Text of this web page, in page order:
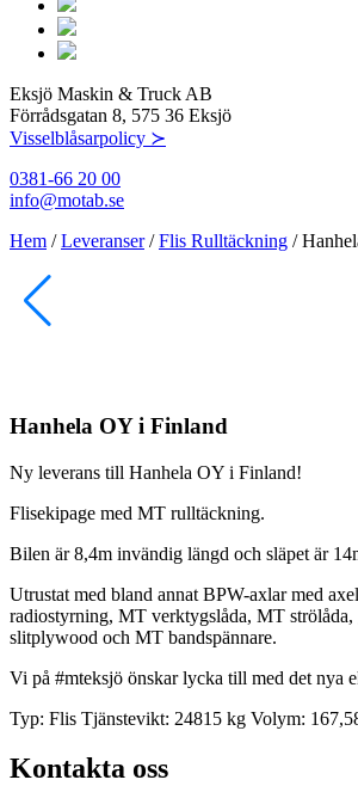
Eksjö Maskin & Truck AB
Förrådsgatan 8, 575 36 Eksjö
Visselblåsarpolicy ≻
0381-66 20 00
info@motab.se
Hem /Leveranser/Flis Rulltäckning /
Hanhela OY i Finland
Ny leverans till Hanhela OY i Finland!
Flisekipage med MT rulltäckning.
Bilen är 8,4m invändig längd och släpet är
Utrustat med bland annat BPW-axlar med
radiostyrning, MT verktygslåda, MT
slitplywood och MT bandspännare.
Vi på #mteksjö önskar lycka till med det nya
Typ: Flis Tjänstevikt: 24815 kg Volym:
Kontakta oss